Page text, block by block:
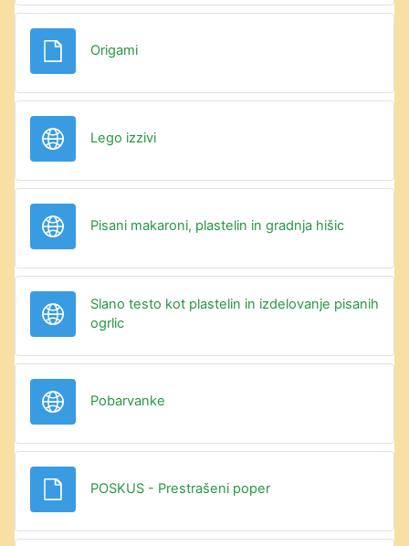
OrigamiDatoteka
Lego izziviURL
Pisani makaroni, plastelin in gradnja hišicURL
Slano testo kot plastelin in izdelovanje pisanih
ogrlicURL
Pobarvanke
POSKUS - Prestrašeni poperDatoteka